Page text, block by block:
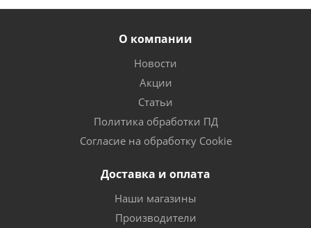
О компании
Новости
Акции
Статьи
Политика обработки ПД
Согласие на обработку Cookie
Доставка и оплата
Наши магазины
Производители